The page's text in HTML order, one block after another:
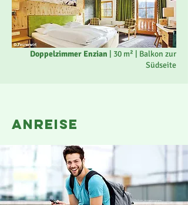
Doppelzimmer Enzian | 30 m² | Balkon zur
Südseite
anreise